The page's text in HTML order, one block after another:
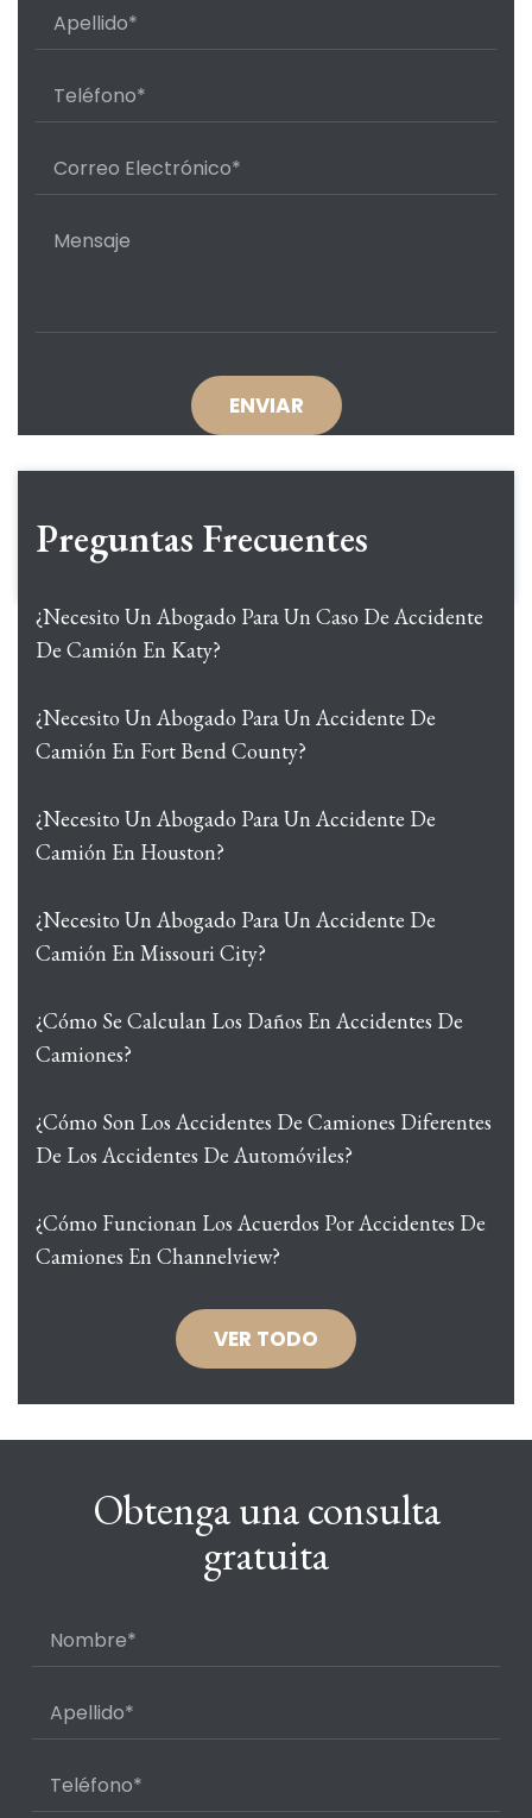
Preguntas Frecuentes
¿Necesito Un Abogado Para Un Caso De Accidente
De Camión En Katy?
¿Necesito Un Abogado Para Un Accidente De
Camión En Fort Bend County?
¿Necesito Un Abogado Para Un Accidente De
Camión En Houston?
¿Necesito Un Abogado Para Un Accidente De
Camión En Missouri City?
¿Cómo Se Calculan Los Daños En Accidentes De
Camiones?
¿Cómo Son Los Accidentes De Camiones Diferentes
De Los Accidentes De Automóviles?
¿Cómo Funcionan Los Acuerdos Por Accidentes De
Camiones En Channelview?
VER TODO
Obtenga una consulta
gratuita